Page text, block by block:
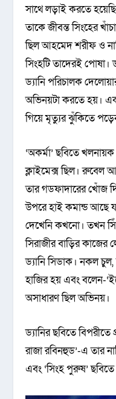
সাথে লড়াই করতে
তাকে জীবন্ত সিংহের
ছিল আহমেদ শরীফ ও
সিংহটি তাদেরই পোষা।
ড্যানি পরিচালক
অভিনয়টা করতে হয়।
গিয়ে মৃত্যুর ঝুঁকিতে
‘অকর্মা’ ছবিতে
ক্লাইমেক্স ছিল। রুবেল
তার গডফাদারের খোঁজ
উপরে হাই কমান্ড আছে
দেখেনি কখনো। তখন
সিরাজীর বাড়ির
ড্যানি সিডাক। নকল
হাজির হয় এবং বলেন-
অসাধারণ ছিল অভিনয়।
ড্যানির ছবিতে বিপরীতে
রাজা রবিনহুড’-এ তার
এবং ‘সিংহ পুরুষ’ ছবিতে